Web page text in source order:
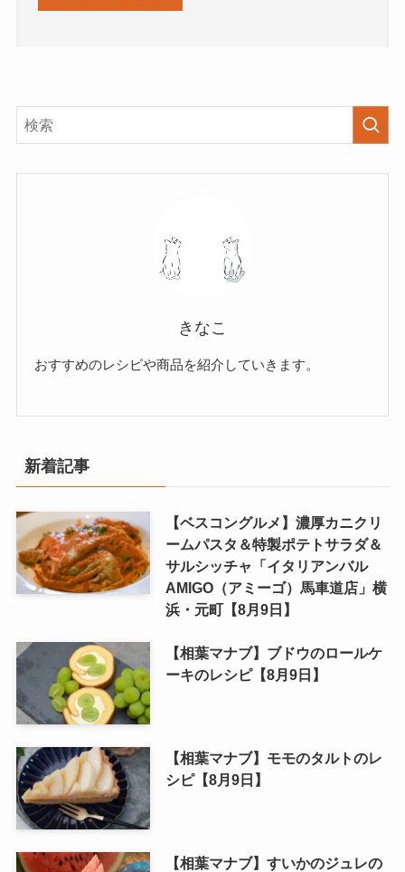
きなこ
おすすめのレシピや商品を紹介していきます。
新着記事
【ベスコングルメ】濃厚カニクリ
ームパスタ＆特製ポテトサラダ＆
サルシッチャ「イタリアンバル
AMIGO（アミーゴ）馬車道店」横
浜・元町【8月9日】
【相葉マナブ】ブドウのロールケ
ーキのレシピ【8月9日】
【相葉マナブ】モモのタルトのレ
シピ【8月9日】
【相葉マナブ】すいかのジュレの